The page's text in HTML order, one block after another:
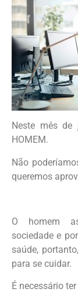
Neste mês
HOMEM.
Não
queremos
O homem
sociedade e
saúde,
para se cuidar.
É necessário